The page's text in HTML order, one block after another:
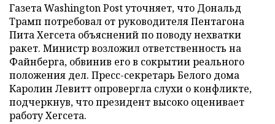
Газета Washington Post уточняет, что Дональд
Трамп потребовал от руководителя Пентагона
Пита Хегсета объяснений по поводу нехватки
ракет. Министр возложил ответственность на
Файнберга, обвинив его в сокрытии реального
положения дел. Пресс-секретарь Белого дома
Каролин Левитт опровергла слухи о конфликте,
подчеркнув, что президент высоко оценивает
работу Хегсета.